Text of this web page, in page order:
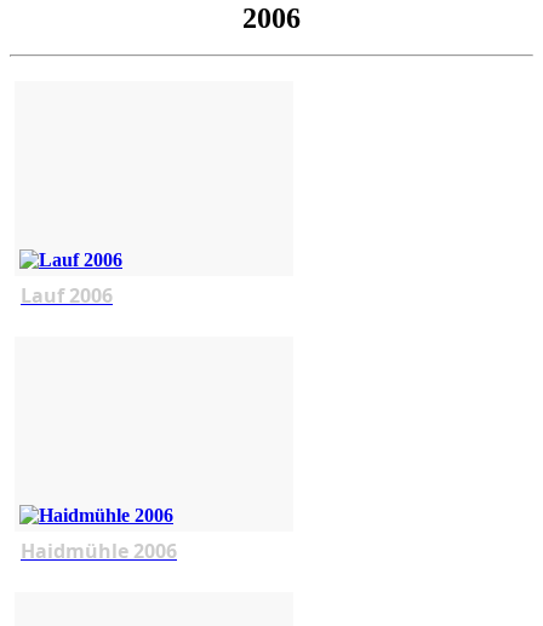
2006
Lauf 2006
Haidmühle 2006